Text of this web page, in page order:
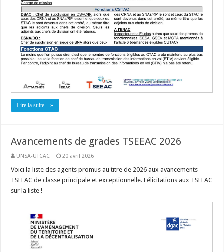
Lire la suite... »
Avancements de grades TSEEAC 2026
UNSA-UTCAC 20 avril 2026
Voici la liste des agents promus au titre de 2026 aux avancements
TSEEAC de classe principale et exceptionnelle. Félicitations aux TSEEAC
sur la liste !